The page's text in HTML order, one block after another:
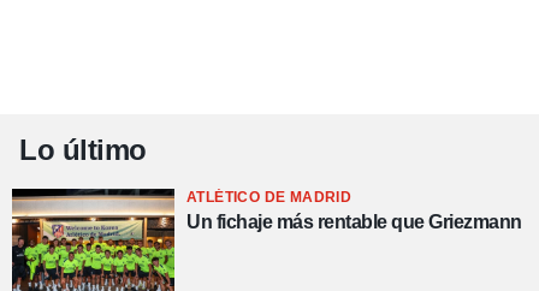
Lo último
ATLÉTICO DE MADRID
Un fichaje más rentable que Griezmann